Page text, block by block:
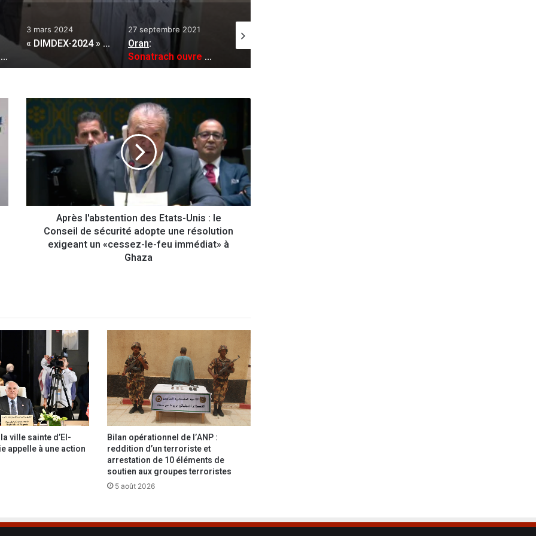
« DIMDEX-2024 » : le Général d’Armée Saïd Chanegriha en visite officielle à l’Etat du Qatar
27 septembre 2021
Oran:
Sonatrach ouvre 120 nouveaux postes d’emploi
22 avril 2023
A
p
è
s
b
d
e
E
s
-
n
Après l'abstention des Etats-Unis : le
Conseil de sécurité adopte une résolution
exigeant un «cessez-le-feu immédiat» à
Ghaza
ville sainte d’El-
appelle à une action
Bilan opérationnel de l’ANP :
reddition d’un terroriste et
arrestation de 10 éléments de
soutien aux groupes terroristes
5 août 2026